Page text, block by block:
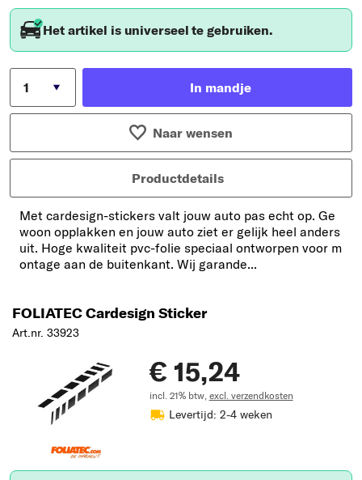
Het artikel is universeel te gebruiken.
In mandje
Naar wensen
Productdetails
Met cardesign-stickers valt jouw auto pas echt op. Ge
woon opplakken en jouw auto ziet er gelijk heel anders
uit. Hoge kwaliteit pvc-folie speciaal ontworpen voor m
ontage aan de buitenkant. Wij garande...
FOLIATEC Cardesign Sticker
Art.nr. 33923
€ 15,24
incl. 21% btw, excl. verzendkosten
Levertijd: 2-4 weken